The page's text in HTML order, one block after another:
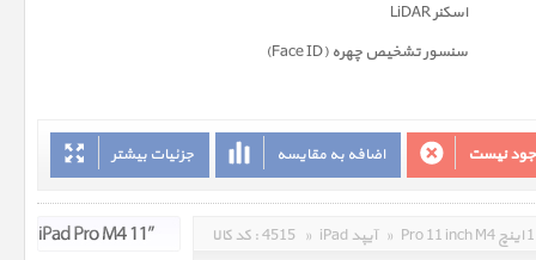
اسکنر LiDAR
سنسور تشخیص چهره (Face ID)
جزئیات بیشتر اضافه به مقایسه نیست
کد کالا : 4515 » iPad آیپد »